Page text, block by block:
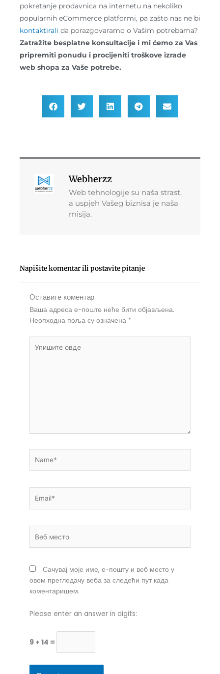
pokretanje prodavnica na internetu na nekoliko
popularnih eCommerce platformi, pa zašto nas ne bi
kontaktirali da porazgovaramo o Vašim potrebama?
Zatražite besplatne konsultacije i mi ćemo za Vas
pripremiti ponudu i procijeniti troškove izrade
web shopa za Vaše potrebe.
Webherzz
Web tehnologije su naša strast,
a uspjeh Vašeg biznisa je naša
misija.
Napišite komentar ili postavite pitanje
Оставите коментар
Ваша адреса е-поште неће бити објављена.
Неопходна поља су означена *
овде
место
Сачувај моје име, е-пошту и веб место у
овом прегледачу веба за следећи пут када
коментаришем.
Please enter an answer in digits:
9 + 14 =